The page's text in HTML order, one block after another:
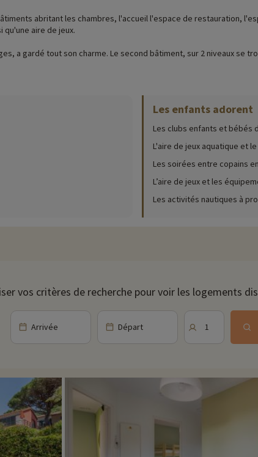
abritant les chambres, l'accueil l'espace de restauration,
aire de jeux.
a gardé tout son charme. Le second bâtiment, sur 2 niveaux se
(date d'ouverture, âge pour les club, contenu du pack bébé...),
lors des chaudes journées d'été . Pour se détendre, le bain à
depuis le village club par un petit souterrain
des rencontres avec les autres petits vacanciers et pourront
ou sportive, mais aussi des soirées à thème et spectacles.
vacances sera l'occasion de se rafraîchir et de s'amuser pour
activités à faire en famille : accrobranche, mini-golf, sports
famille à proximité de nos hébergements : zoo,
Les enfants adorent
Les clubs enfants et bébés
L'aire de jeux aquatique et
Les soirées entre copains
L’aire de jeux et les
Les activités nautiques à
vos critères de recherche pour voir les logements
Arrivée Départ 1